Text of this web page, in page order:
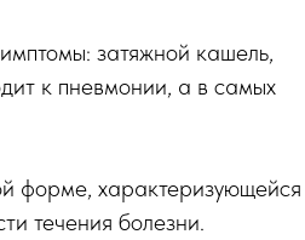
затяжной кашель,
к пневмонии, а в самых
форме, характеризующейся
течения болезни.